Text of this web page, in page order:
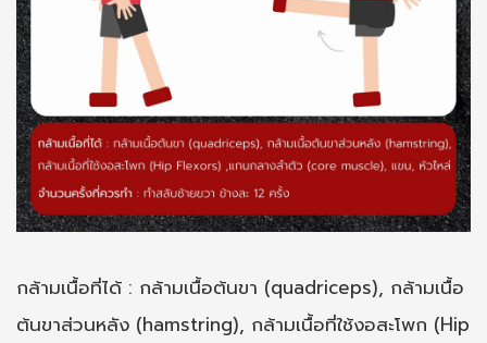
กล้ามเนื้อที่ได้ : กล้ามเนื้อต้นขา (quadriceps), กล้ามเนื้อ
ต้นขาส่วนหลัง (hamstring), กล้ามเนื้อที่ใช้งอสะโพก (Hip